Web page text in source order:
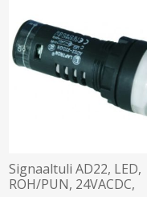
Signaaltuli AD22, LED,
ROH/PUN, 24VACDC,